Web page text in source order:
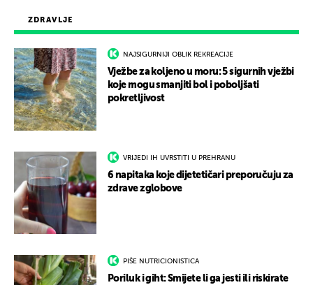
ZDRAVLJE
NAJSIGURNIJI OBLIK REKREACIJE
Vježbe za koljeno u moru: 5 sigurnih vježbi
koje mogu smanjiti bol i poboljšati
pokretljivost
VRIJEDI IH UVRSTITI U PREHRANU
6 napitaka koje dijetetičari preporučuju za
zdrave zglobove
PIŠE NUTRICIONISTICA
Poriluk i giht: Smijete li ga jesti ili riskirate